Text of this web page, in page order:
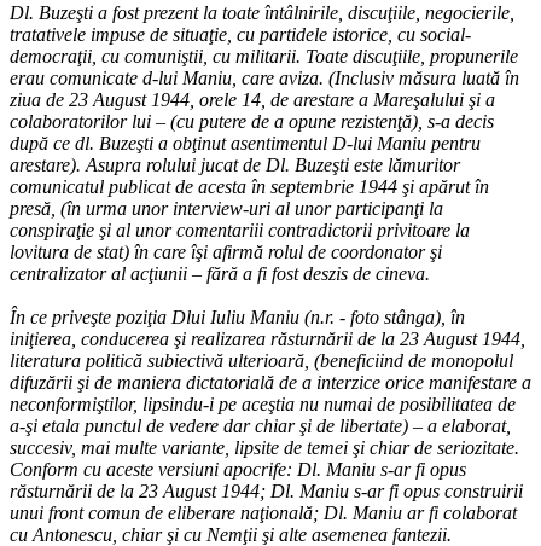
Dl. Buzeşti a fost prezent la toate întâlnirile, discuţiile, negocierile,
tratativele impuse de situaţie, cu partidele istorice, cu social-
democraţii, cu comuniştii, cu militarii. Toate discuţiile, propunerile
erau comunicate d-lui Maniu, care aviza. (Inclusiv măsura luată în
ziua de 23 August 1944, orele 14, de arestare a Mareşalului şi a
colaboratorilor lui – (cu putere de a opune rezistenţă), s-a decis
după ce dl. Buzeşti a obţinut asentimentul D-lui Maniu pentru
arestare). Asupra rolului jucat de Dl. Buzeşti este lămuritor
comunicatul publicat de acesta în septembrie 1944 şi apărut în
presă, (în urma unor interview-uri al unor participanţi la
conspiraţie şi al unor comentariii contradictorii privitoare la
lovitura de stat) în care îşi afirmă rolul de coordonator şi
centralizator al acţiunii – fără a fi fost deszis de cineva.
În ce priveşte poziţia Dlui Iuliu Maniu (n.r. - foto stânga), în
iniţierea, conducerea şi realizarea răsturnării de la 23 August 1944,
literatura politică subiectivă ulterioară, (beneficiind de monopolul
difuzării şi de maniera dictatorială de a interzice orice manifestare a
neconformiştilor, lipsindu-i pe aceştia nu numai de posibilitatea de
a-şi etala punctul de vedere dar chiar şi de libertate) – a elaborat,
succesiv, mai multe variante, lipsite de temei şi chiar de seriozitate.
Conform cu aceste versiuni apocrife: Dl. Maniu s-ar fi opus
răsturnării de la 23 August 1944; Dl. Maniu s-ar fi opus construirii
unui front comun de eliberare naţională; Dl. Maniu ar fi colaborat
cu Antonescu, chiar şi cu Nemţii şi alte asemenea fantezii.